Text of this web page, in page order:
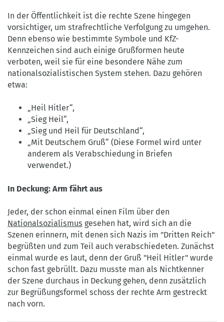
In der Öffentlichkeit ist die rechte Szene hingegen
vorsichtiger, um strafrechtliche Verfolgung zu umgehen.
Denn ebenso wie bestimmte Symbole und KfZ-
Kennzeichen sind auch einige Grußformen heute
verboten, weil sie für eine besondere Nähe zum
nationalsozialistischen System stehen. Dazu gehören
etwa:
„Heil Hitler“,
„Sieg Heil“,
„Sieg und Heil für Deutschland“,
„Mit Deutschem Gruß“ (Diese Formel wird unter
anderem als Verabschiedung in Briefen
verwendet.)
In Deckung: Arm fährt aus
Jeder, der schon einmal einen Film über den
Nationalsozialismus gesehen hat, wird sich an die
Szenen erinnern, mit denen sich Nazis im "Dritten Reich"
begrüßten und zum Teil auch verabschiedeten. Zunächst
einmal wurde es laut, denn der Gruß "Heil Hitler" wurde
schon fast gebrüllt. Dazu musste man als Nichtkenner
der Szene durchaus in Deckung gehen, denn zusätzlich
zur Begrüßungsformel schoss der rechte Arm gestreckt
nach vorn.